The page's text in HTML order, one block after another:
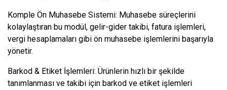
Komple Ön Muhasebe Sistemi: Muhasebe süreçlerini
kolaylaştıran bu modül, gelir-gider takibi, fatura işlemleri,
vergi hesaplamaları gibi ön muhasebe işlemlerini başarıyla
yönetir.
Barkod & Etiket İşlemleri: Ürünlerin hızlı bir şekilde
tanımlanması ve takibi için barkod ve etiket işlemleri